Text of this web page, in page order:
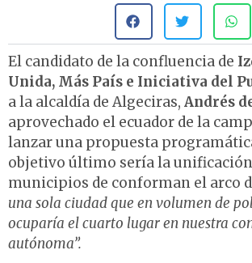
El candidato de la confluencia de
Unida, Más País e Iniciativa del
a la alcaldía de Algeciras, Andrés
aprovechado el ecuador de la
lanzar una propuesta
objetivo último sería la
municipios de conforman el arco
una sola ciudadque en volumen de
ocuparía el cuarto lugar en nuestra
autónoma”.